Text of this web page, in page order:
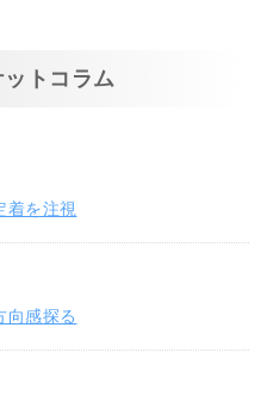
トコラム
着を注視
向感探る